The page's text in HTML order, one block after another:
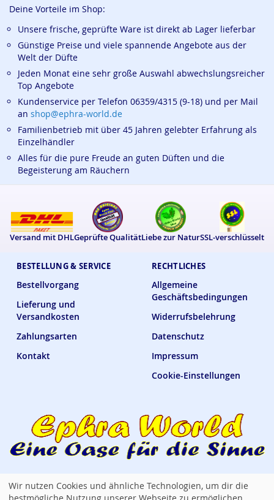
BESTELLUNG & SERVICE
Bestellvorgang
Lieferung und
Versandkosten
Zahlungsarten
Kontakt
RECHTLICHES
Allgemeine
Geschäftsbedingungen
Widerrufsbelehrung
Datenschutz
Impressum
Cookie-Einstellungen
Deine Vorteile im Shop:
Unsere frische, geprüfte Ware ist direkt ab Lager lieferbar
Günstige Preise und viele spannende Angebote aus der
Welt der Düfte
Jeden Monat eine sehr große Auswahl abwechslungsreicher
Top Angebote
Kundenservice per Telefon 06359/4315 (9-18) und per Mail
an shop@ephra-world.de
Familienbetrieb mit über 45 Jahren gelebter Erfahrung als
Einzelhändler
Alles für die pure Freude an guten Düften und die
Begeisterung am Räuchern
Versand mit DHLGeprüfte QualitätLiebe zur NaturSSL-verschlüsselt
Ephra World Shop —verbindet · versorgt · verwöhnt
Wir nutzen Cookies und ähnliche Technologien, um dir die